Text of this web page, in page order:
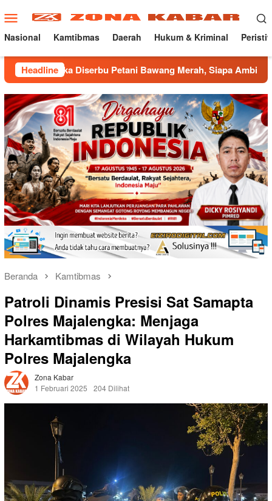
ke
konten
Menu
Mobile
Nasional Kamtibmas Daerah Hukum & Kriminal
Headline
Diserbu Petani Bawang Merah, Siapa Ambil Untung ???
Beranda Kamtibmas
Patroli Dinamis Presisi Sat Samapta
Polres Majalengka: Menjaga
Harkamtibmas di Wilayah Hukum
Polres Majalengka
Zona Kabar
1 Februari 2025
204 Dilihat